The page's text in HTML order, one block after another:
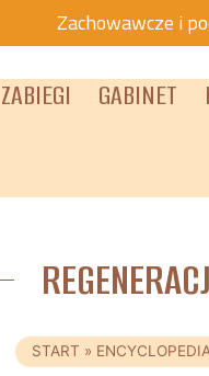
Zachowawcze i
ZABIEGI GABINET
START »